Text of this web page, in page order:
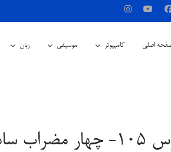
اصلی کامپیوتر موسیقی زبان
مضراب ساده